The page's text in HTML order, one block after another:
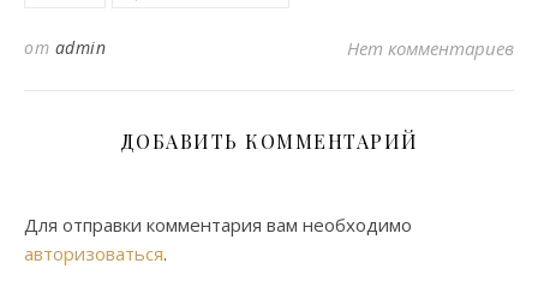
от admin Нет комментариев
ДОБАВИТЬ КОММЕНТАРИЙ
Для отправки комментария вам необходимо
авторизоваться.